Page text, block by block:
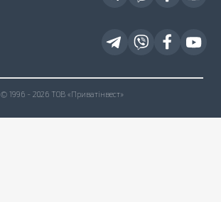
© 1996 - 2026 ТОВ «Приватінвест»